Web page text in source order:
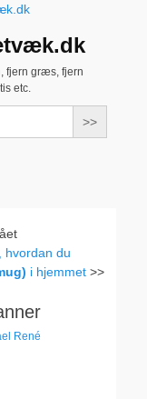
fjern græs, fjern
etc.
hvordan du
i hjemmet >>
René